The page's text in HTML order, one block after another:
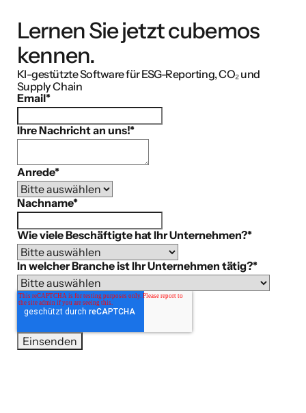
Lernen Sie jetzt cubemos
kennen.
KI-gestützte Software für ESG-Reporting, CO₂ und
Supply Chain
Email*
Ihre Nachricht an uns!*
Anrede*
Nachname*
Wie viele Beschäftigte hat Ihr Unternehmen?*
In welcher Branche ist Ihr Unternehmen tätig?*